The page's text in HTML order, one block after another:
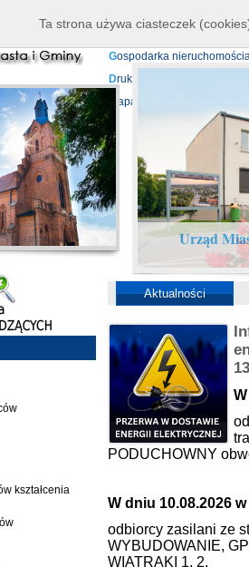
P
rojekty europejskie
Gospodarka
Druki do pobrania
Mapa serwisu
Urząd
kształcenia
Aktualności
PODUCHOWNY
W dniu 10.08.2026
odbiorcy zasilani ze
WYBUDOWANIE,
WIATRAKI 1, 2,
Ta strona używa ciasteczek